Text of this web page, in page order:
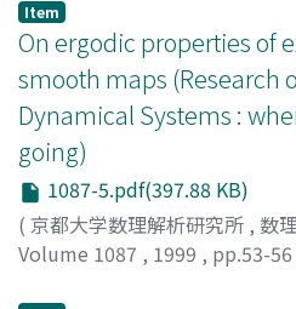
Item
On ergodic properties of
smooth maps (Research
Dynamical Systems :
going)
1087-5.pdf(397.88 KB)
( 京都大学数理解析研究所 , 数
Volume 1087 , 1999 , pp.53-56